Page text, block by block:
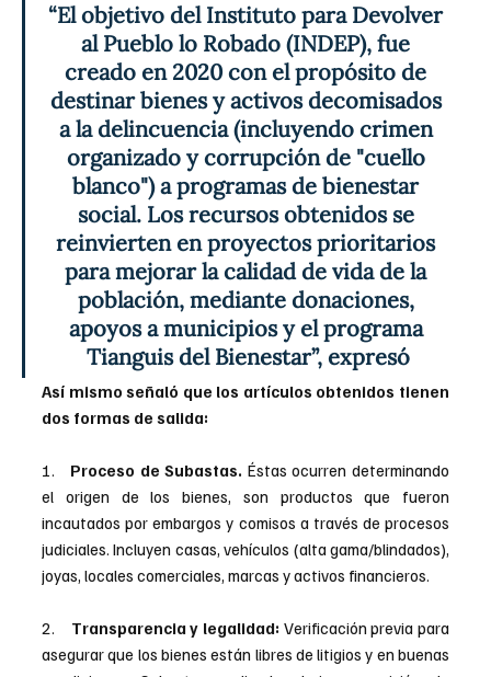
“El objetivo del Instituto para Devolver
al Pueblo lo Robado (INDEP), fue
creado en 2020 con el propósito de
destinar bienes y activos decomisados
a la delincuencia (incluyendo crimen
organizado y corrupción de "cuello
blanco") a programas de bienestar
social. Los recursos obtenidos se
reinvierten en proyectos prioritarios
para mejorar la calidad de vida de la
población, mediante donaciones,
apoyos a municipios y el programa
Tianguis del Bienestar”, expresó
Así mismo señaló que los artículos obtenidos tienen
dos formas de salida:
1. Proceso de Subastas. Éstas ocurren determinando
el origen de los bienes, son productos que fueron
incautados por embargos y comisos a través de procesos
judiciales. Incluyen casas, vehículos (alta gama/blindados),
joyas, locales comerciales, marcas y activos financieros.
2. Transparencia y legalidad: Verificación previa para
asegurar que los bienes están libres de litigios y en buenas